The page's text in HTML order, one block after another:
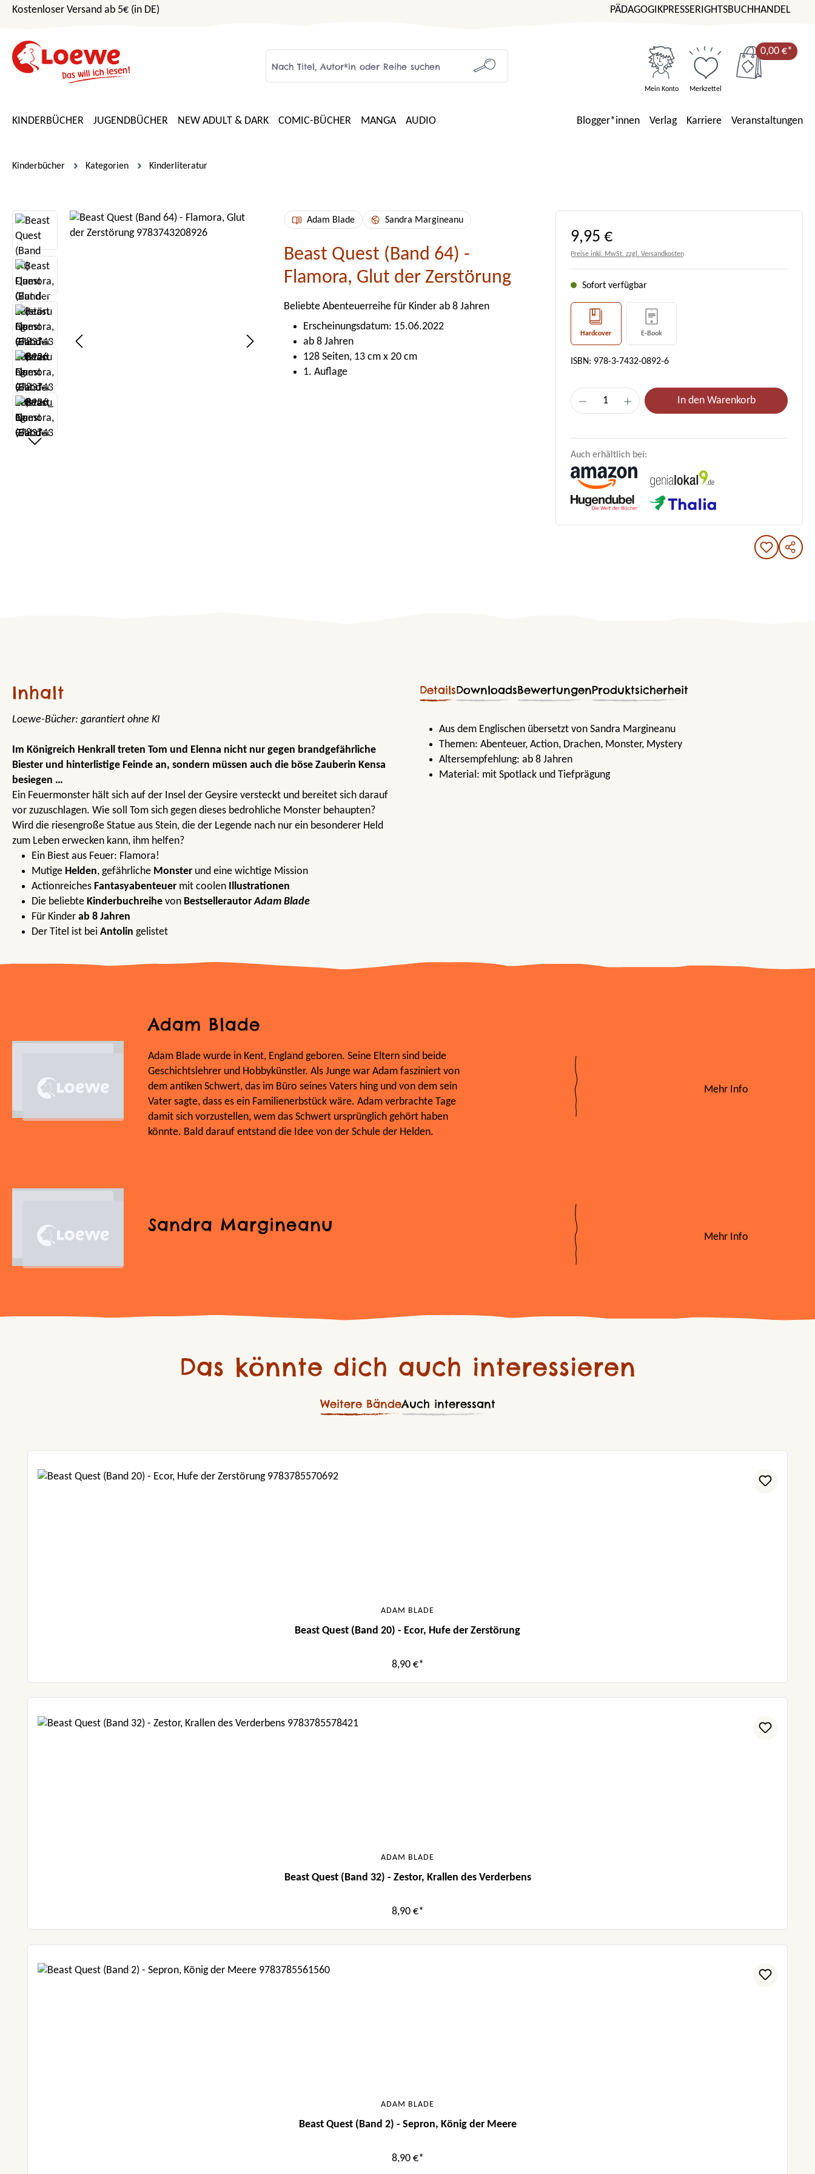
Hauptinhalt springen
Zur Suche springen
Zur Hauptnavigation springen
Kostenloser Versand ab 5€ (in DE) PÄDAGOGIKPRESSERIGHTSBUCHHANDEL
Mein Konto Merkzettel
0,00 €*
KINDERBÜCHER JUGENDBÜCHER NEW ADULT & DARK COMIC-BÜCHER MANGA AUDIO Blogger*innen Verlag Karriere Veranstaltungen
Kinderbücher Kategorien Kinderliteratur
Bildergalerie überspringen Adam Blade Sandra Margineanu
Beast Quest (Band 64) -
Flamora, Glut der Zerstörung
Beliebte Abenteuerreihe für Kinder ab 8 Jahren
Erscheinungsdatum: 15.06.2022
ab 8 Jahren
128 Seiten, 13 cm x 20 cm
1. Auflage
Regulärer Preis:
9,95 €
Preise inkl. MwSt. zzgl. Versandkosten
Sofort verfügbar
Hardcover E-Book
ISBN: 978-3-7432-0892-6
Produkt Anzahl: Gib den gewünschten
In den Warenkorb
Auch erhältlich bei:
Inhalt
Loewe-Bücher: garantiert ohne KI
Im Königreich Henkrall treten Tom und Elenna nicht nur gegen brandgefährliche
Biester und hinterlistige Feinde an, sondern müssen auch die böse Zauberin Kensa
besiegen …
Ein Feuermonster hält sich auf der Insel der Geysire versteckt und bereitet sich darauf
vor zuzuschlagen. Wie soll Tom sich gegen dieses bedrohliche Monster behaupten?
Wird die riesengroße Statue aus Stein, die der Legende nach nur ein besonderer Held
zum Leben erwecken kann, ihm helfen?
Ein Biest aus Feuer: Flamora!
Mutige Helden, gefährliche Monster und eine wichtige Mission
Actionreiches Fantasyabenteuer mit coolen Illustrationen
Die beliebte Kinderbuchreihe von BestsellerautorAdam Blade
Für Kinder ab 8 Jahren
Der Titel ist bei Antolin gelistet
DetailsDownloadsBewertungenProduktsicherheit
Aus dem Englischen übersetzt von Sandra Margineanu
Themen: Abenteuer, Action, Drachen, Monster, Mystery
Altersempfehlung: ab 8 Jahren
Material: mit Spotlack und Tiefprägung
Adam Blade
Adam Blade wurde in Kent, England geboren. Seine Eltern sind beide
Geschichtslehrer und Hobbykünstler. Als Junge war Adam fasziniert von
dem antiken Schwert, das im Büro seines Vaters hing und von dem sein
Vater sagte, dass es ein Familienerbstück wäre. Adam verbrachte Tage
damit sich vorzustellen, wem das Schwert ursprünglich gehört haben
könnte. Bald darauf entstand die Idee von der Schule der Helden.
Mehr Info
Sandra Margineanu
Mehr Info
Das könnte dich auch interessieren
Weitere BändeAuch interessant
ADAM BLADE
Beast Quest (Band 20) - Ecor, Hufe der Zerstörung
8,90 €*
ADAM BLADE
Beast Quest (Band 32) - Zestor, Krallen des Verderbens
8,90 €*
ADAM BLADE
Beast Quest (Band 2) - Sepron, König der Meere
8,90 €*